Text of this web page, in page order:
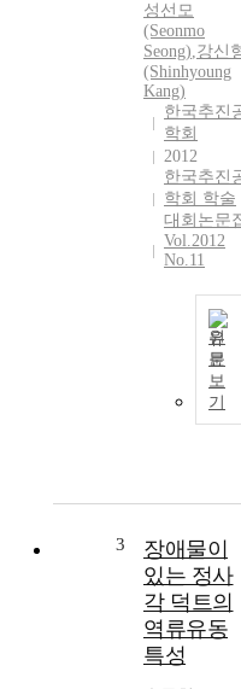
성선모
(Seonmo
Seong),강신
(Shinhyoung
Kang)
한국추진
학회
2012
한국추진
학회 학술
대회논문
Vol.2012
No.11
원
문
보
기
3
장애물이
있는 정사
각 덕트의
역류유동
특성